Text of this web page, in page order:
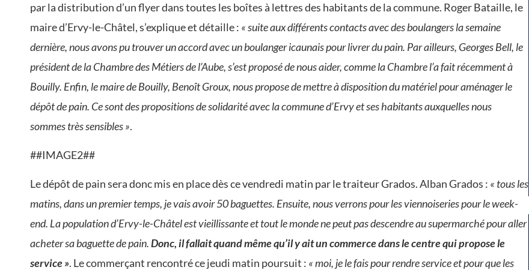
par la distribution d’un flyer dans toutes les boîtes à lettres des habitants de la commune. Roger Bataille, le
maire d’Ervy-le-Châtel, s’explique et détaille : « suite aux différents contacts avec des boulangers la semaine
dernière, nous avons pu trouver un accord avec un boulanger icaunais pour livrer du pain. Par ailleurs, Georges Bell, le
président de la Chambre des Métiers de l’Aube, s’est proposé de nous aider, comme la Chambre l’a fait récemment à
Bouilly. Enfin, le maire de Bouilly, Benoît Groux, nous propose de mettre à disposition du matériel pour aménager le
dépôt de pain. Ce sont des propositions de solidarité avec la commune d’Ervy et ses habitants auxquelles nous
sommes très sensibles ».
##IMAGE2##
Le dépôt de pain sera donc mis en place dès ce vendredi matin par le traiteur Grados. Alban Grados : « tous les
matins, dans un premier temps, je vais avoir 50 baguettes. Ensuite, nous verrons pour les viennoiseries pour le week-
end. La population d’Ervy-le-Châtel est vieillissante et tout le monde ne peut pas descendre au supermarché pour aller
acheter sa baguette de pain.Donc, il fallait quand même qu’il y ait un commerce dans le centre qui propose le
service ». Le commerçant rencontré ce jeudi matin poursuit : « moi, je le fais pour rendre service et pour que les